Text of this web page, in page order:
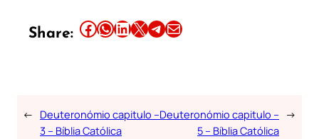
Share: Share this article on Facebook Share this article on WhatsApp Share this article on LinkedIn Share this article on X Share this article on TelegramEmail this Article
← Deuteronómio capitulo –
3 – Bíblia Católica
Deuteronómio capitulo –
5 – Bíblia Católica
→